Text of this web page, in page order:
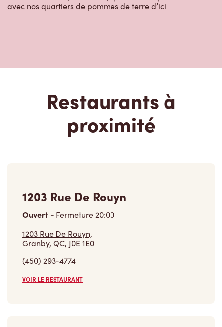
proximité
Ouvert -Fermeture20:00
1203 Rue De Rouyn,
Granby, QC, J0E 1E0
(450) 293-4774
VOIR LE RESTAURANT